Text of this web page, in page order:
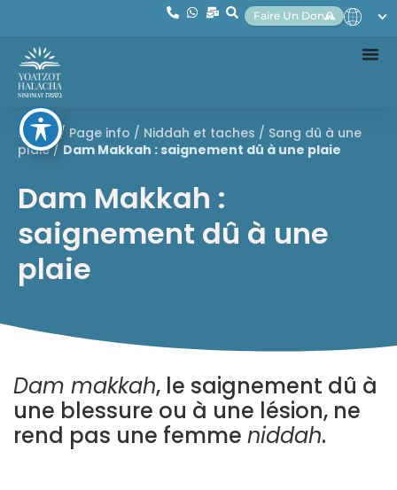
Faire Un Don
Home / Page info / Niddah et taches / Sang dû à une
plaie/ Dam Makkah : saignement dû à une plaie
Dam Makkah :
saignement dû à une
plaie
Dam makkah, le saignement dû à
une blessure ou à une lésion, ne
rend pas une femme niddah.